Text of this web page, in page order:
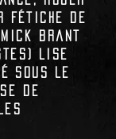
fétiche de
Brant
lise
sous le
de